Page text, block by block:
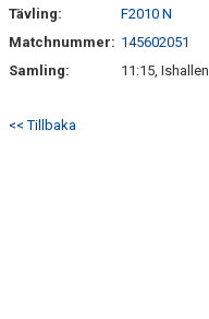
Tävling:
F2010 N
Matchnummer: 145602051
Samling:
11:15, Ishallen
<< Tillbaka